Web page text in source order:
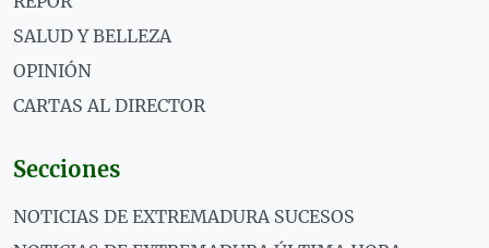
SALUD Y BELLEZA
OPINIÓN
CARTAS AL DIRECTOR
Secciones
NOTICIAS DE EXTREMADURA SUCESOS